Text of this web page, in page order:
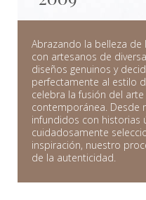
Abrazando la belleza
con artesanos de
diseños genuinos y
perfectamente al estilo
celebra la fusión del
contemporánea. Desde
infundidos con historias
cuidadosamente
inspiración, nuestro
de la autenticidad.